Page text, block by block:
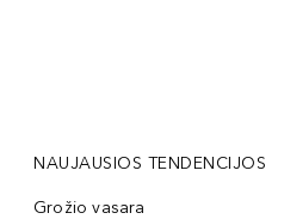
NAUJAUSIOS TENDENCIJOS
Grožio vasara